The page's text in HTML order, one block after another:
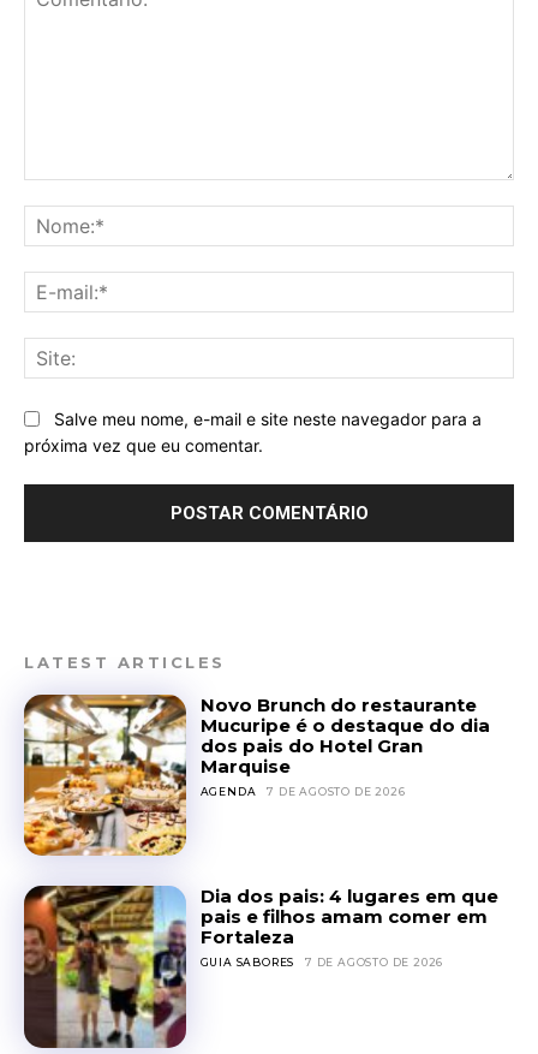
Salve meu nome, e-mail e site neste navegador para a
próxima vez que eu comentar.
LATEST ARTICLES
Novo Brunch do restaurante
Mucuripe é o destaque do dia
dos pais do Hotel Gran
Marquise
AGENDA 7 DE AGOSTO DE 2026
Dia dos pais: 4 lugares em que
pais e filhos amam comer em
Fortaleza
GUIA SABORES 7 DE AGOSTO DE 2026